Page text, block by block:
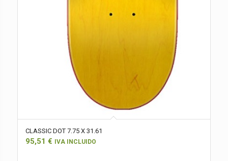
CLASSIC DOT 7.75 X 31.61
95,51 € IVA INCLUIDO